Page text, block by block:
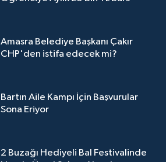
Amasra Belediye Başkanı Çakır
CHP'den istifa edecek mi?
Bartın Aile Kampı İçin Başvurular
Sona Eriyor
2 Buzağı Hediyeli Bal Festivalinde